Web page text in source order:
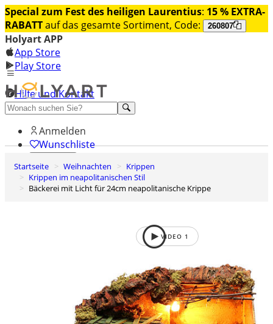
Special zum Fest des heiligen Laurentius: 15 % EXTRA-
RABATTauf das gesamte Sortiment, Code: 260807
Holyart APP
App Store
Play Store
Hilfe und Kontakt
Entdecken Sie Premium
Anmelden
Wunschliste
0
Warenkorb
Startseite Weihnachten
Krippen
Krippen im neapolitanischen Stil
Bäckerei mit Licht für 24cm neapolitanische Krippe
VIDEO 1